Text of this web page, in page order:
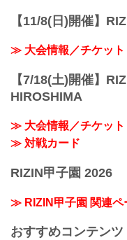
【11/8(日)開催】
≫ 大会情報／チケット
【7/18(土)開催】
HIROSHIMA
≫ 大会情報／チケット
≫ 対戦カード
RIZIN甲子園 2026
≫ RIZIN甲子園 関連ペ
おすすめコンテンツ